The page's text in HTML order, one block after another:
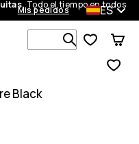
Todo el tiempo en todos
Mis pedidos ES
Busca en
Black